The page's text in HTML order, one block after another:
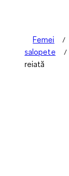
Femei
salopete
reiată